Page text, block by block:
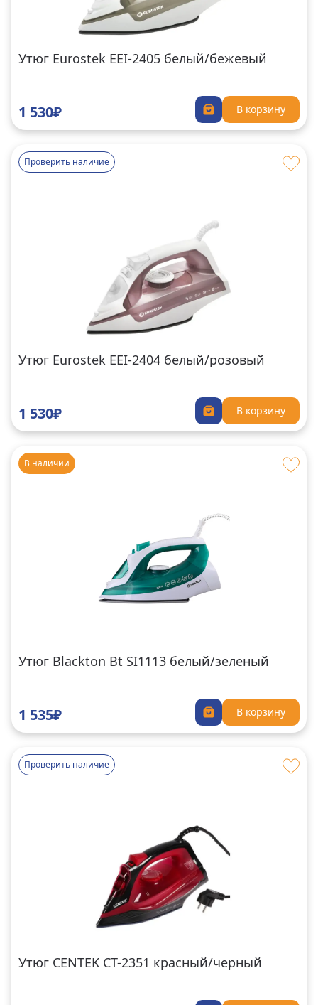
Утюг Eurostek EEI-2405 белый/бежевый
1 530₽ В корзину
Проверить наличие
Утюг Eurostek EEI-2404 белый/розовый
1 530₽ В корзину
В наличии
Утюг Blackton Bt SI1113 белый/зеленый
1 535₽ В корзину
Проверить наличие
Утюг CENTEK CT-2351 красный/черный